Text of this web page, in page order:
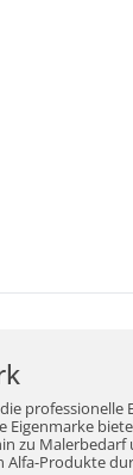
professionelle
zu Malerbedarf
Produkte